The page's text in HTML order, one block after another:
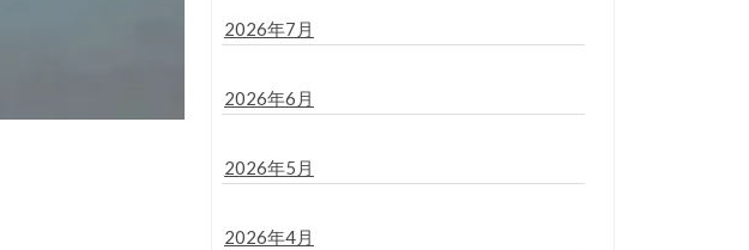
2026年7月
2026年6月
2026年5月
2026年4月